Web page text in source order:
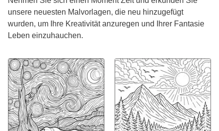
unsere neuesten Malvorlagen, die neu hinzugefügt
wurden, um Ihre Kreativität anzuregen und Ihrer Fantasie
Leben einzuhauchen.